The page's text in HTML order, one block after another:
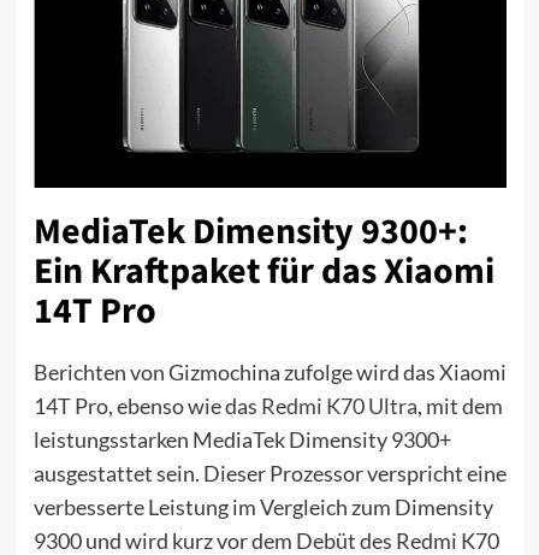
MediaTek Dimensity 9300+:
Ein Kraftpaket für das Xiaomi
14T Pro
Berichten von Gizmochina zufolge wird das Xiaomi
14T Pro, ebenso wie das Redmi K70 Ultra, mit dem
leistungsstarken MediaTek Dimensity 9300+
ausgestattet sein. Dieser Prozessor verspricht eine
verbesserte Leistung im Vergleich zum Dimensity
9300 und wird kurz vor dem Debüt des Redmi K70